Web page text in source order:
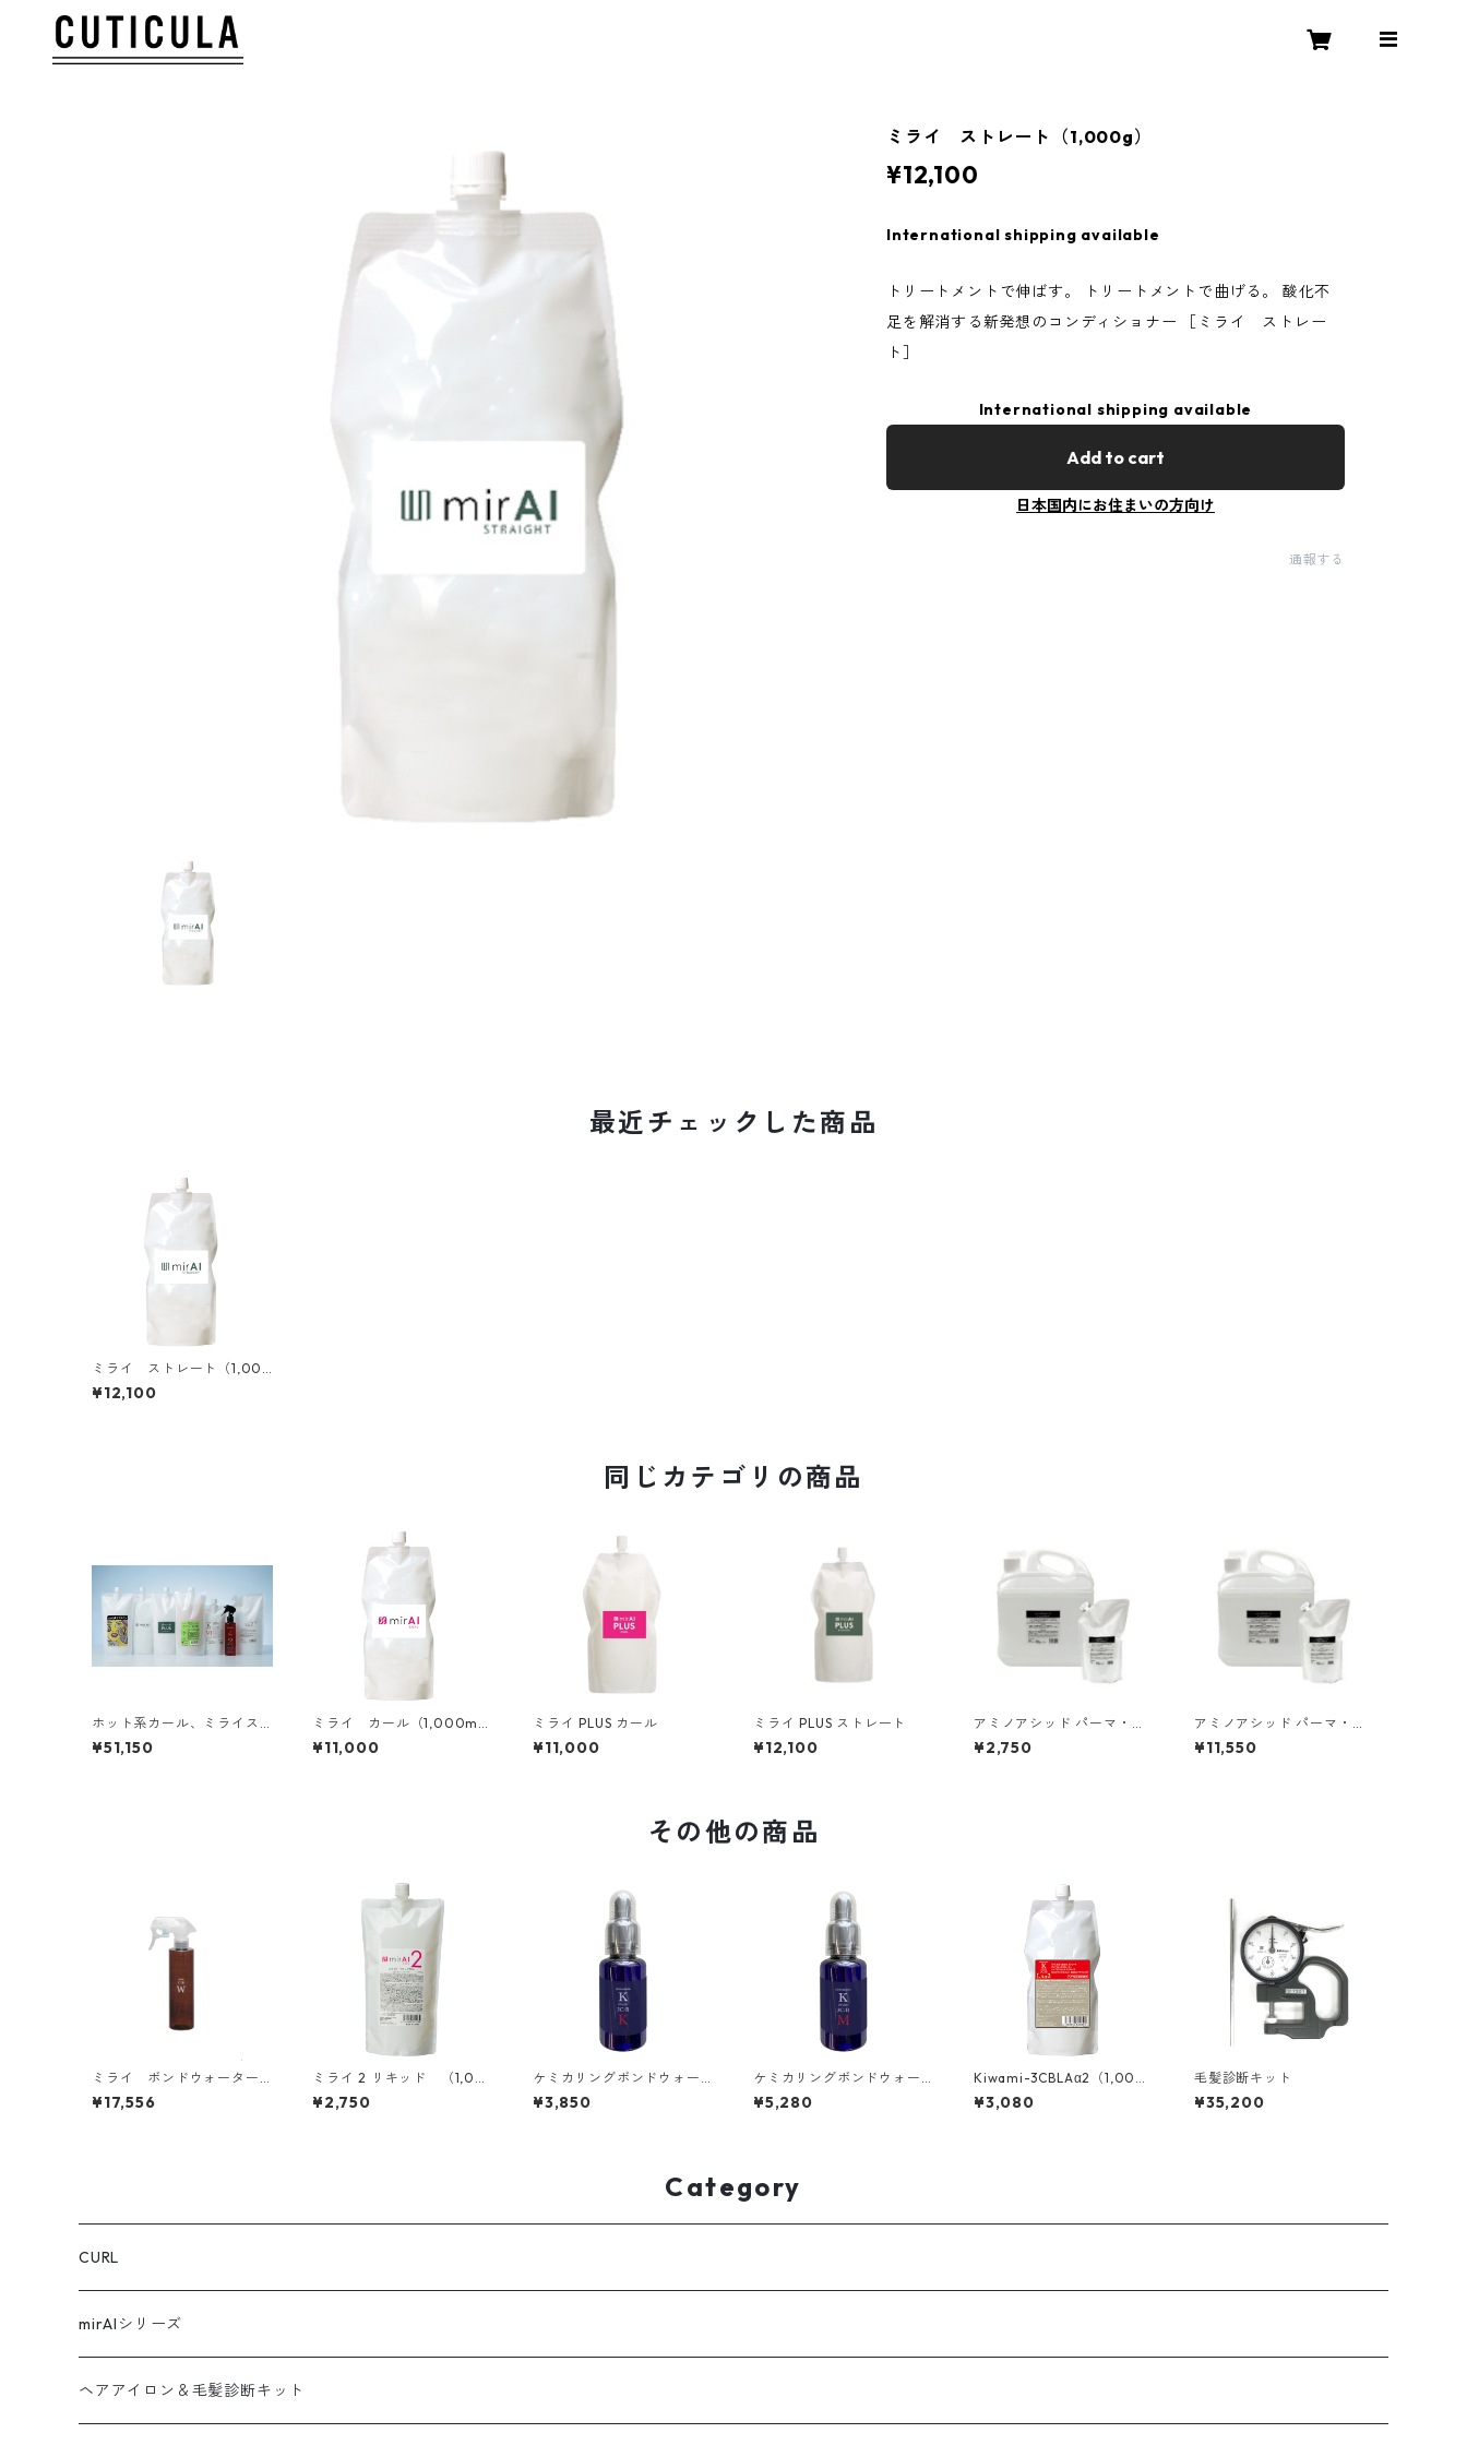
ミライ ストレート（1,000g）
¥12,100
International shipping available
トリートメントで伸ばす。 トリートメントで曲げる。 酸化不
足を解消する新発想のコンディショナー ［ミライ ストレー
ト］
International shipping available
Add to cart
日本国内にお住まいの方向け
通報する
最近チェックした商品
ミライ ストレート（1,000
g）
¥12,100
同じカテゴリの商品
ホット系カール、ミライス
トレート初期導入セット
¥51,150
ミライ カール（1,000m
l）
¥11,000
ミライ PLUS カール
¥11,000
ミライ PLUS ストレート
¥12,100
アミノアシッド パーマ・カ
ーリング専用レブリン酸（1
000ml）
¥2,750
アミノアシッド パーマ・カ
ーリング専用レブリン酸（5
000ml）
¥11,550
その他の商品
ミライ ボンドウォーター
（200ml × 6本）
¥17,556
ミライ 2 リキッド （1,00
0ml）
¥2,750
ケミカリングボンドウォー
ター K（50mL）
¥3,850
ケミカリングボンドウォー
ター M（50mL）
¥5,280
Kiwami-3CBLAα2（1,000
g）等電点ストレート
¥3,080
毛髪診断キット
¥35,200
Category
CURL
mirAIシリーズ
ヘアアイロン＆毛髪診断キット